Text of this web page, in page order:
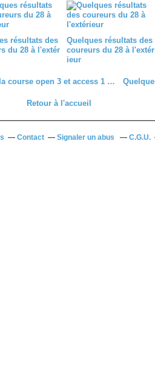
résultats des
du 28 à l'extér
Quelques résultats des
coureurs du 28 à l'extér
ieur
Les classements complets de la course open 3 et access 1 et 2 du dimanche 31 mai 2026 à Lamblore (28)
Retour à l'accueil
Contact Signaler un abus C.G.U.